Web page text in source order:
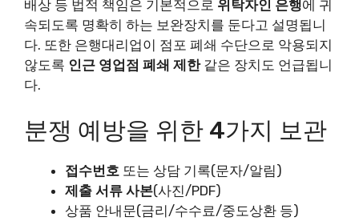
배상 등 법적 책임은 기본적으로 위탁자인 은행에 귀
속되도록 명확히 하는 보완장치를 둔다고 설명됩니
다. 또한 은행대리업이 점포 폐쇄 수단으로 악용되지
않도록 인근 영업점 폐쇄 제한같은 장치도 언급됩니
다.
분쟁 예방을 위한 4가지 보관
접수번호 또는 상담 기록(문자/알림)
제출 서류 사본(사진/PDF)
상품 안내문(금리/수수료/중도상환 등)